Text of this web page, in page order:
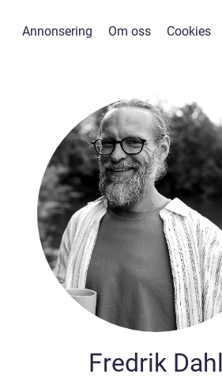
Annonsering Om oss Cookies
Fredrik Dahl